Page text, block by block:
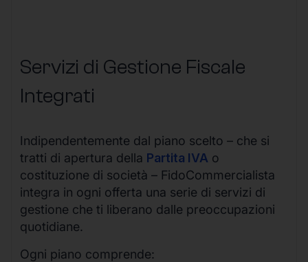
Servizi di Gestione Fiscale
Integrati
Indipendentemente dal piano scelto – che si
tratti di apertura della Partita IVA o
costituzione di società – FidoCommercialista
integra in ogni offerta una serie di servizi di
gestione che ti liberano dalle preoccupazioni
quotidiane.
Ogni piano comprende: